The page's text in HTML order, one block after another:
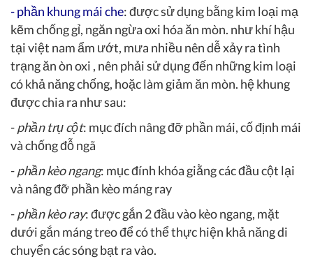
-phần khung mái che:được sử dụng bằng kim loại mạ
kẽm chống gỉ, ngăn ngừa oxi hóa ăn mòn. như khí hậu
tại việt nam ẩm ướt, mưa nhiều nên dễ xảy ra tình
trạng ăn òn oxi , nên phải sử dụng đến những kim loại
có khả năng chống, hoặc làm giảm ăn mòn. hệ khung
được chia ra như sau:
-phần trụ cột: mục đích nâng đỡ phần mái, cố định mái
và chống đỗ ngã
-phần kèo ngang: mục đính khóa giằng các đầu cột lại
và nâng đỡ phần kèo máng ray
-phần kèo ray: được gắn 2 đầu vào kèo ngang, mặt
dưới gắn máng treo để có thể thực hiện khả năng di
chuyển các sóng bạt ra vào.